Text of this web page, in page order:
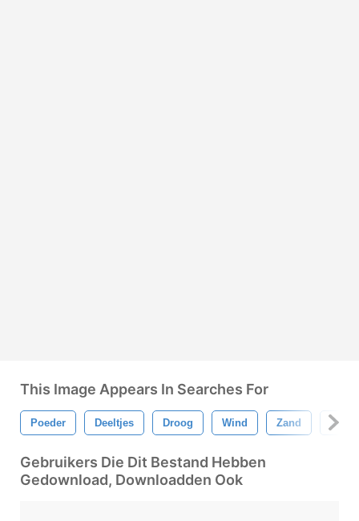
This Image Appears In Searches For
Poeder Deeltjes Droog Wind Zand
Gebruikers Die Dit Bestand Hebben
Gedownload, Downloadden Ook